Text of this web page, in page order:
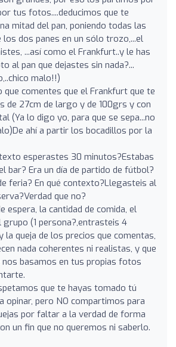
tus fotos....deducimos que te
mitad del pan, poniendo todas las
los dos panes en un sólo trozo,...el
...así como el Frankfurt..y le has
al pan que dejastes sin nada?...
malo!!)
que comentes que el Frankfurt que te
de 27cm de largo y de 100grs y con
(Ya lo digo yo, para que se sepa...no
ahí a partir los bocadillos por la
esperastes 30 minutos?Estabas
bar? Era un día de partido de fútbol?
feria? En qué contexto?Llegasteis al
que no?
espera, la cantidad de comida, el
grupo (1 persona?,entrasteis 4
la queja de los precios que comentas,
nada coherentes ni realistas, y que
nos basamos en tus propias fotos
que te hayas tomado tú
opinar, pero NO compartimos para
por faltar a la verdad de forma
un fin que no queremos ni saberlo.